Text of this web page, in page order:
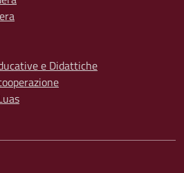
e Didattiche